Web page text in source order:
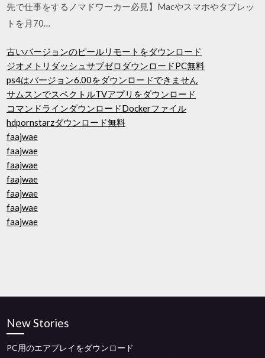
先で仕事をするノマドワーカー必見】Macやスマホやタブレッ
トを月70…
古いバージョンのピールリモートをダウンロード
ジオメトリダッシュサブゼロダウンロードPC無料
ps4はバージョン6.00をダウンロードできません
サムスンでスペクトルTVアプリをダウンロード
コマンドラインダウンロードDockerファイル
hdpornstarzダウンロード無料
faajwae
faajwae
faajwae
faajwae
faajwae
faajwae
faajwae
New Stories
PC用のエアプレイをダウンロード